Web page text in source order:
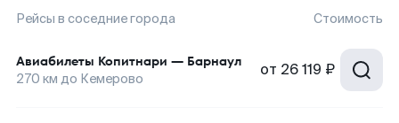
Рейсы в соседние города Стоимость
Авиабилеты Копитнари — Барнаул
270 км до Кемерово от 26 119 ₽